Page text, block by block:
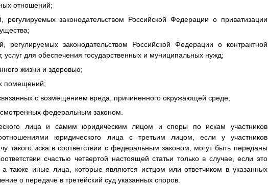
отношений;
законодательством Российской Федерации о приватизации
законодательством Российской Федерации о контрактной
услуг для обеспечения государственных и муниципальных нужд;
жизни и здоровью;
помещений;
с возмещением вреда, причиненного окружающей среде;
федеральным законом.
лица и самим юридическим лицом и споры по искам участников
юридического лица с третьим лицом, если у участников
такого иска в соответствии с федеральным законом, могут быть переданы
счастью четвертой настоящей статьи только в случае, если это
также иные лица, которые являются истцом или ответчиком в указанных
о передаче в третейский суд указанных споров.